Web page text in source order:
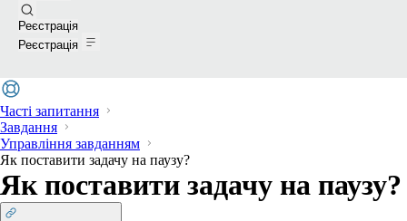
Реєстрація
Реєстрація
Часті запитання
Завдання
Управління завданням
Як поставити задачу на паузу?
Як поставити задачу на паузу?